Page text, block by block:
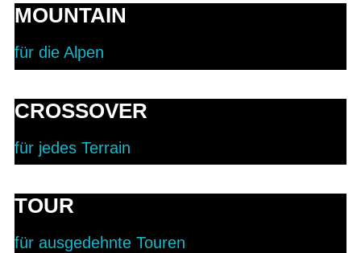
MOUNTAIN
für die Alpen
CROSSOVER
für jedes Terrain
TOUR
für ausgedehnte Touren